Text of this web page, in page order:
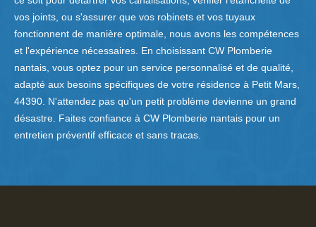
vos joints, ou s'assurer que vos robinets et vos tuyaux
fonctionnent de manière optimale, nous avons les compétences
et l'expérience nécessaires. En choisissant CW Plomberie
nantais, vous optez pour un service personnalisé et de qualité,
adapté aux besoins spécifiques de votre résidence à Petit Mars,
44390. N'attendez pas qu'un petit problème devienne un grand
désastre. Faites confiance à CW Plomberie nantais pour un
entretien préventif efficace et sans tracas.